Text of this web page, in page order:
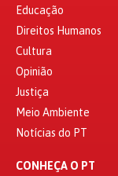
Educação
Direitos Humanos
Cultura
Opinião
Justiça
Meio Ambiente
Notícias do PT
CONHEÇA O PT